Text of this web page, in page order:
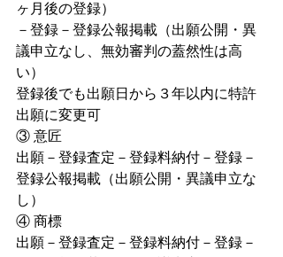
ヶ月後の登録）
－登録－登録公報掲載（出願公開・異
議申立なし、無効審判の蓋然性は高
い）
登録後でも出願日から３年以内に特許
出願に変更可
③ 意匠
出願－登録査定－登録料納付－登録－
登録公報掲載（出願公開・異議申立な
し）
④ 商標
出願－登録査定－登録料納付－登録－